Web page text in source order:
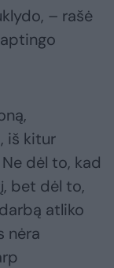
– rašė
iš kitur
dėl to, kad
bet dėl to,
atliko
nėra